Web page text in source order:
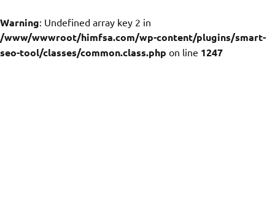
Warning: Undefined array key 2 in
/www/wwwroot/himfsa.com/wp-content/plugins/smart-
seo-tool/classes/common.class.php on line 1247